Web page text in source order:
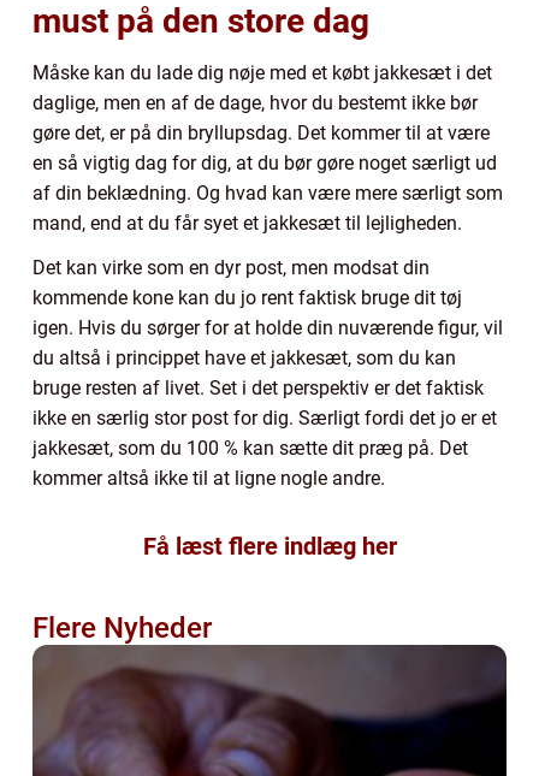
must på den store dag
Måske kan du lade dig nøje med et købt jakkesæt i det
daglige, men en af de dage, hvor du bestemt ikke bør
gøre det, er på din bryllupsdag. Det kommer til at være
en så vigtig dag for dig, at du bør gøre noget særligt ud
af din beklædning. Og hvad kan være mere særligt som
mand, end at du får syet et jakkesæt til lejligheden.
Det kan virke som en dyr post, men modsat din
kommende kone kan du jo rent faktisk bruge dit tøj
igen. Hvis du sørger for at holde din nuværende figur, vil
du altså i princippet have et jakkesæt, som du kan
bruge resten af livet. Set i det perspektiv er det faktisk
ikke en særlig stor post for dig. Særligt fordi det jo er et
jakkesæt, som du 100 % kan sætte dit præg på. Det
kommer altså ikke til at ligne nogle andre.
Få læst flere indlæg her
Flere Nyheder